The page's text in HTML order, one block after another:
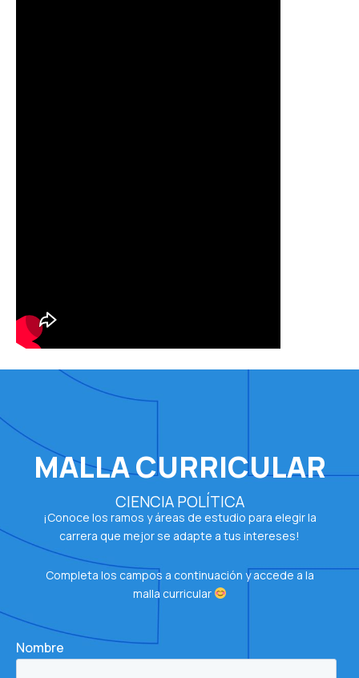
MALLA CURRICULAR
CIENCIA POLÍTICA
¡Conoce los ramos y áreas de estudio para elegir la
carrera que mejor se adapte a tus intereses!
Completa los campos a continuación y accede a la
malla curricular